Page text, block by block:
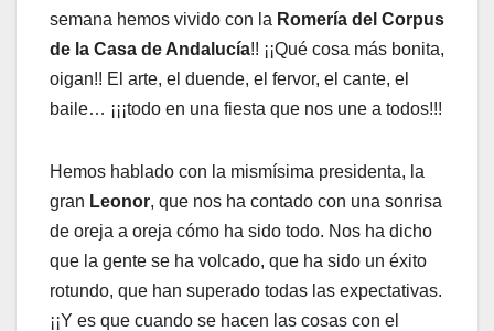
semana hemos vivido con la Romería del Corpus
de la Casa de Andalucía!! ¡¡Qué cosa más bonita,
oigan!! El arte, el duende, el fervor, el cante, el
baile… ¡¡¡todo en una fiesta que nos une a todos!!!
Hemos hablado con la mismísima presidenta, la
gran Leonor, que nos ha contado con una sonrisa
de oreja a oreja cómo ha sido todo. Nos ha dicho
que la gente se ha volcado, que ha sido un éxito
rotundo, que han superado todas las expectativas.
¡¡Y es que cuando se hacen las cosas con el